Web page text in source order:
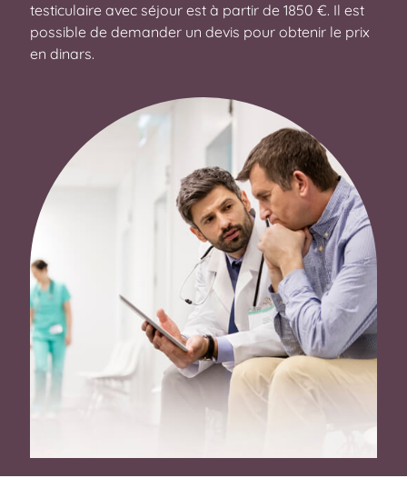
testiculaire avec séjour est à partir de 1850 €. Il est
possible de demander un devis pour obtenir le prix
en dinars.